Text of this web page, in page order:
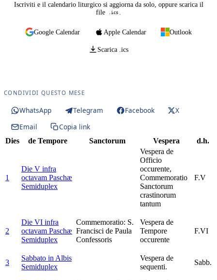
Iscriviti e il calendario liturgico si aggiorna da solo, oppure scarica il
file
.ics
Google Calendar Apple Calendar Outlook
Scarica .ics
CONDIVIDI QUESTO MESE
WhatsApp Telegram Facebook
X
Email
Copia link
Dies de Tempore Sanctorum Vespera d.h.
1
Die V infra
octavam Paschæ
Semiduplex
Vespera de
Officio
occurente,
Commemoratio
Sanctorum
crastinorum
tantum
F.V
2
Die VI infra
octavam Paschæ
Semiduplex
Commemoratio: S.
Francisci de Paula
Confessoris
Vespera de
Tempore
occurente
F.VI
3
Sabbato in Albis
Semiduplex
Vespera de
sequenti.
Sabb.